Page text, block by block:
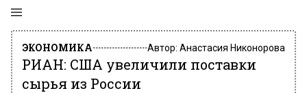
ЭКОНОМИКА Автор: Анастасия Никонорова
РИАН: США увеличили поставки
сырья из России